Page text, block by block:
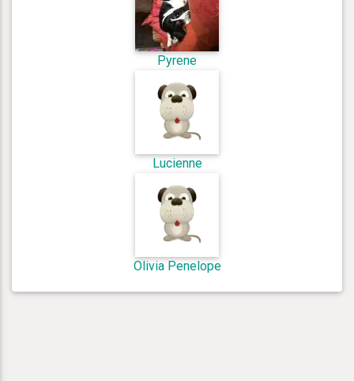
Pyrene
Lucienne
Olivia Penelope